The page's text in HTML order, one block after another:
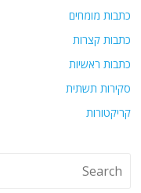
כתבות מומחים
כתבות קצרות
כתבות ראשיות
סקירות תשתית
קריקטורות